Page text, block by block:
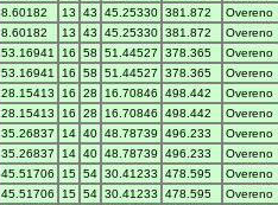
8.60182 13 43 45.25330 381.872
Overeno
8.60182 13 43 45.25330 381.872
Overeno
53.16941 16 58 51.44527 378.365
Overeno
53.16941 16 58 51.44527 378.365
Overeno
28.15413 16 28 16.70846 498.442
Overeno
28.15413 16 28 16.70846 498.442
Overeno
35.26837 14 40 48.78739 496.233
Overeno
35.26837 14 40 48.78739 496.233
Overeno
45.51706 15 54 30.41233 478.595
Overeno
45.51706 15 54 30.41233 478.595
Overeno